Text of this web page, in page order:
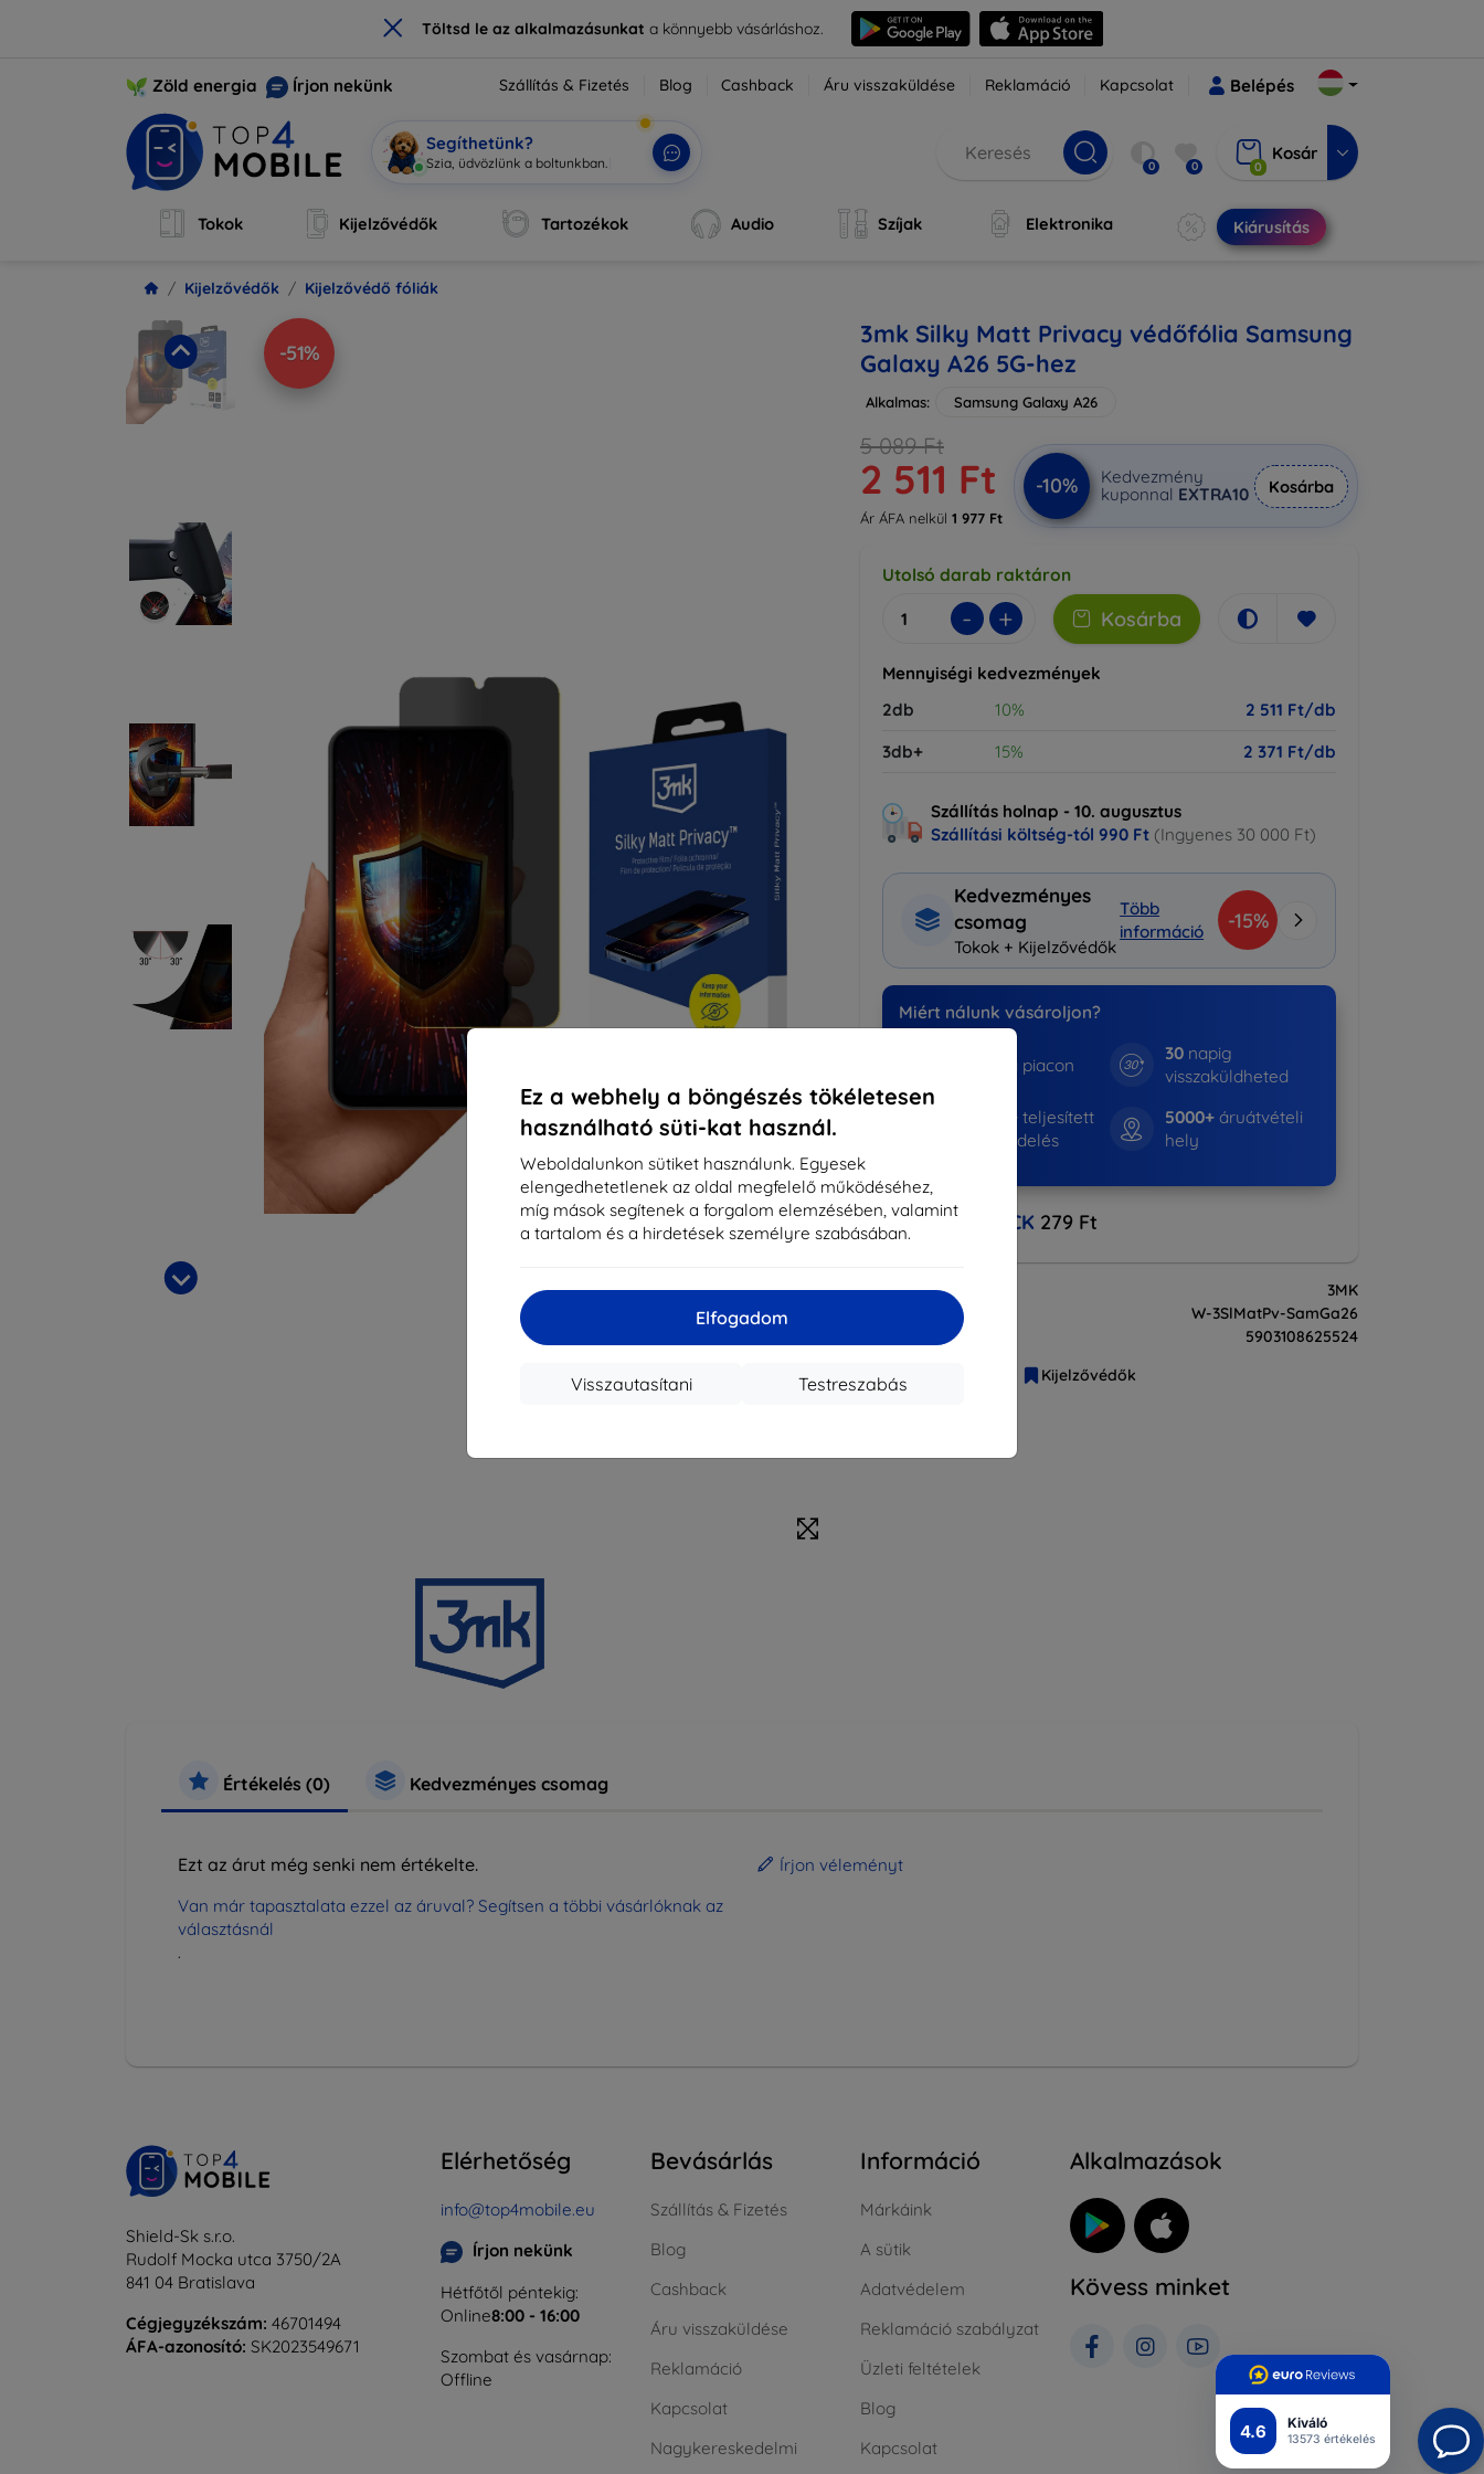
× Töltsd le az alkalmazásunkata könnyebb vásárláshoz.
4.6 Kiváló
13573 értékelés
Ez a webhely a böngészés tökéletesen
használható süti-kat használ.
Weboldalunkon sütiket használunk. Egyesek
elengedhetetlenek az oldal megfelelő működéséhez,
míg mások segítenek a forgalom elemzésében, valamint
a tartalom és a hirdetések személyre szabásában.
Elfogadom
Testreszabás
Visszautasítani
Zöld energia Írjon nekünk Szállítás & Fizetés Blog Cashback Áru visszaküldése Reklamáció Kapcsolat Belépés
Segíthetünk?
Mo| 0 0 0
Kosár
Tokok Kijelzővédők Tartozékok Audio Szíjak Elektronika Kiárusítás
Kijelzővédők Kijelzővédő fóliák
-51%
3mk Silky Matt Privacy védőfólia Samsung
Galaxy A26 5G-hez
Alkalmas: Samsung Galaxy A26
5 089 Ft
2 511 Ft
Ár ÁFA nelkül 1 977 Ft
-10%
Kedvezmény
kuponnal EXTRA10 Kosárba
Utolsó darab raktáron
- + Kosárba
Mennyiségi kedvezmények
2db
10%
2 511 Ft/db
3db+
15% 2 371 Ft/db
Szállítás holnap - 10. augusztus
Szállítási költség-tól 990 Ft (Ingyenes 30 000 Ft)
Kedvezményes
csomag
Tokok + Kijelzővédők
Több
információ
-15%
Miért nálunk vásároljon?
éve a piacon
30napig
visszaküldheted
819365+teljesített
megrendelés
5000+áruátvételi
hely
CASHBACK 279 Ft
Márka
3MK
Gyártói cikkszám
W-3SlMatPv-SamGa26
5903108625524
Kijelzővédő fóliák
Kijelzővédők
Értékelés (0) Kedvezményes csomag
Ezt az árut még senki nem értékelte.
Van már tapasztalata ezzel az áruval? Segítsen a többi vásárlóknak az
választásnál
.
Írjon véleményt
Shield-Sk s.r.o.
Rudolf Mocka utca 3750/2A
841 04 Bratislava
Cégjegyzékszám: 46701494
ÁFA-azonosító: SK2023549671
Elérhetőség
info@top4mobile.eu
Írjon nekünk
Hétfőtől péntekig:
Online8:00 - 16:00
Szombat és vasárnap:
Offline
Bevásárlás
Szállítás & Fizetés
Blog
Cashback
Áru visszaküldése
Reklamáció
Kapcsolat
Nagykereskedelmi
Információ
Márkáink
A sütik
Adatvédelem
Reklamáció szabályzat
Üzleti feltételek
Blog
Kapcsolat
Alkalmazások
Kövess minket